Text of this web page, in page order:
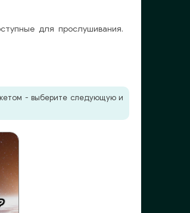
для прослушивания.
- выберите следующую и